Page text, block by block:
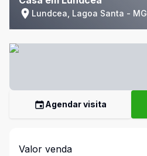
Lundcea, Lagoa Santa - MG
Agendar visita
Valor venda